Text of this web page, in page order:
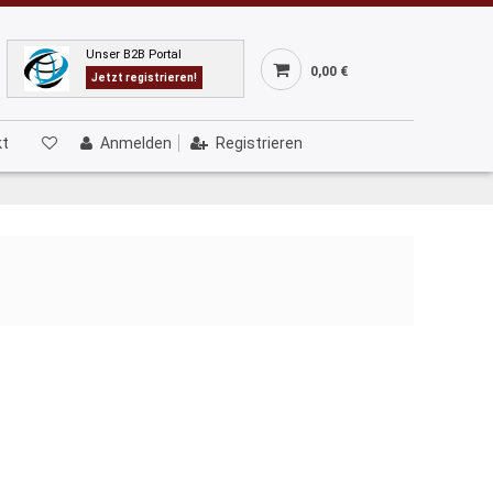
Unser B2B Portal
Jetzt registrieren! 0,00 €
Anmelden Registrieren